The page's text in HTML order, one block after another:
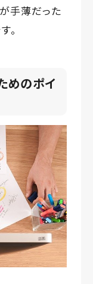
手薄だった
。
めのポイ